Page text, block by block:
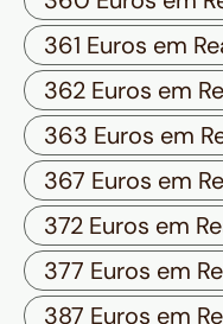
361 Euros em
362 Euros em
363 Euros em
367 Euros em
372 Euros em
377 Euros em
387 Euros em